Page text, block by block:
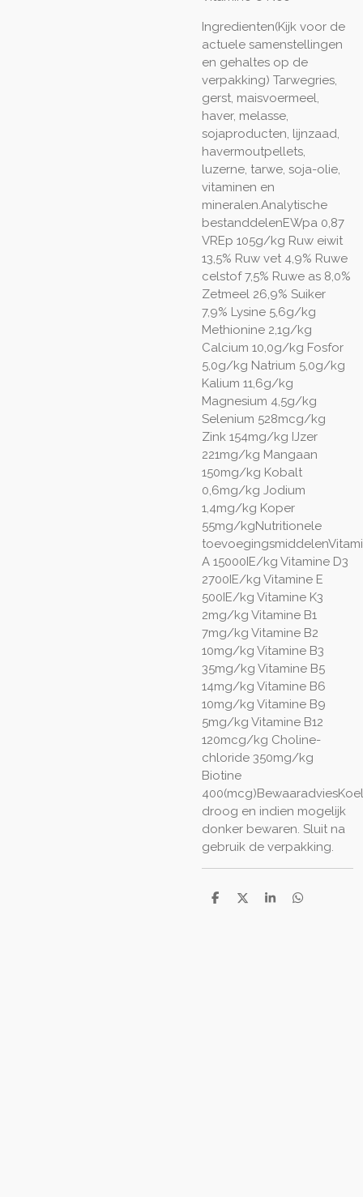
Ingredienten(Kijk voor de
actuele samenstellingen
en gehaltes op de
verpakking) Tarwegries,
gerst, maisvoermeel,
haver, melasse,
sojaproducten, lijnzaad,
havermoutpellets,
luzerne, tarwe, soja-olie,
vitaminen en
mineralen.Analytische
bestanddelenEWpa 0,87
VREp 105g/kg Ruw eiwit
13,5% Ruw vet 4,9% Ruwe
celstof 7,5% Ruwe as 8,0%
Zetmeel 26,9% Suiker
7,9% Lysine 5,6g/kg
Methionine 2,1g/kg
Calcium 10,0g/kg Fosfor
5,0g/kg Natrium 5,0g/kg
Kalium 11,6g/kg
Magnesium 4,5g/kg
Selenium 528mcg/kg
Zink 154mg/kg IJzer
221mg/kg Mangaan
150mg/kg Kobalt
0,6mg/kg Jodium
1,4mg/kg Koper
55mg/kgNutritionele
A 15000IE/kg Vitamine D3
2700IE/kg Vitamine E
500IE/kg Vitamine K3
2mg/kg Vitamine B1
7mg/kg Vitamine B2
10mg/kg Vitamine B3
35mg/kg Vitamine B5
14mg/kg Vitamine B6
10mg/kg Vitamine B9
5mg/kg Vitamine B12
120mcg/kg Choline-
chloride 350mg/kg
Biotine
droog en indien mogelijk
donker bewaren. Sluit na
gebruik de verpakking.
D
D
S
D